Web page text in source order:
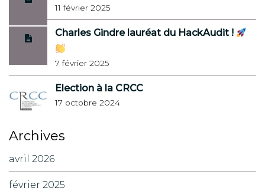
11 février 2025
Charles Gindre lauréat du HackAudit !
7 février 2025
Election à la CRCC
17 octobre 2024
Archives
avril 2026
février 2025